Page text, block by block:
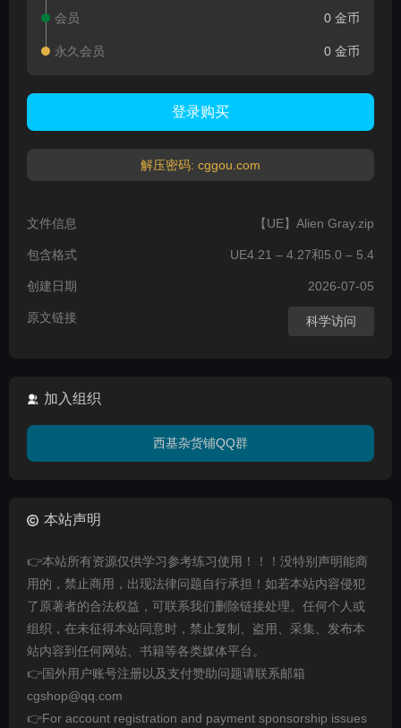
会员 0 金币
永久会员 0 金币
登录购买
解压密码: cggou.com
文件信息 【UE】Alien Gray.zip
包含格式 UE4.21 – 4.27和5.0 – 5.4
创建日期 2026-07-05
原文链接 科学访问
加入组织
西基杂货铺QQ群
本站声明
👉本站所有资源仅供学习参考练习使用！！！没特别声明能商
用的，禁止商用，出现法律问题自行承担！如若本站内容侵犯
了原著者的合法权益，可联系我们删除链接处理。任何个人或
组织，在未征得本站同意时，禁止复制、盗用、采集、发布本
站内容到任何网站、书籍等各类媒体平台。
👉国外用户账号注册以及支付赞助问题请联系邮箱
cgshop@qq.com
👉For account registration and payment sponsorship issues